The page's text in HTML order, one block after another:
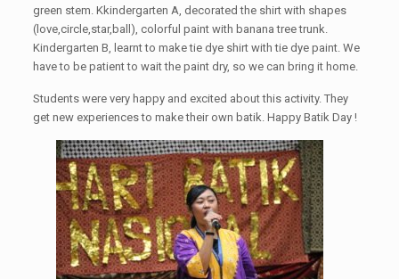
green stem. Kkindergarten A, decorated the shirt with shapes
(love,circle,star,ball), colorful paint with banana tree trunk.
Kindergarten B, learnt to make tie dye shirt with tie dye paint. We
have to be patient to wait the paint dry, so we can bring it home.
Students were very happy and excited about this activity. They
get new experiences to make their own batik. Happy Batik Day !